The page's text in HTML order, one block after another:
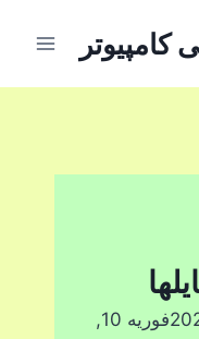
کامپیوتر
فوریه 10,